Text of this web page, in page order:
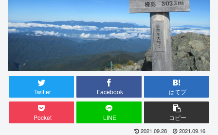
Twitter Facebook はてブ
Pocket LINE コピー
2021.09.28 2021.09.16